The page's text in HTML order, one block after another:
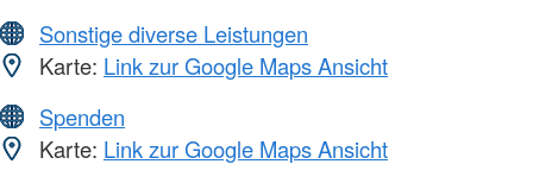
Sonstige diverse Leistungen
Karte: Link zur Google Maps Ansicht
Spenden
Karte: Link zur Google Maps Ansicht